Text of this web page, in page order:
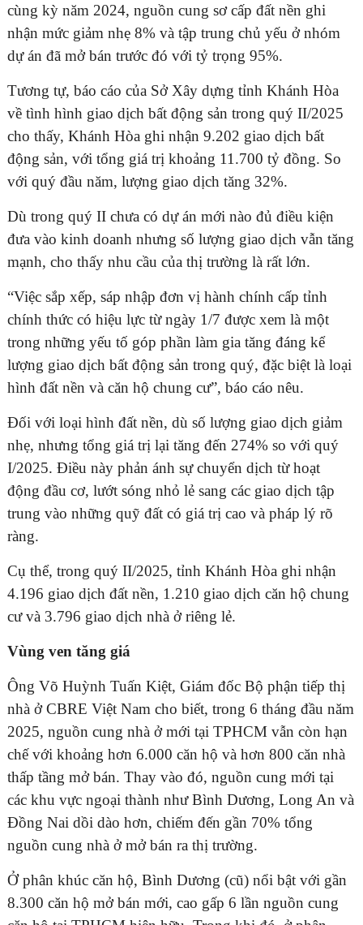
cùng kỳ năm 2024, nguồn cung sơ cấp đất nền ghi
nhận mức giảm nhẹ 8% và tập trung chủ yếu ở nhóm
dự án đã mở bán trước đó với tỷ trọng 95%.
Tương tự, báo cáo của Sở Xây dựng tỉnh Khánh Hòa
về tình hình giao dịch bất động sản trong quý II/2025
cho thấy, Khánh Hòa ghi nhận 9.202 giao dịch bất
động sản, với tổng giá trị khoảng 11.700 tỷ đồng. So
với quý đầu năm, lượng giao dịch tăng 32%.
Dù trong quý II chưa có dự án mới nào đủ điều kiện
đưa vào kinh doanh nhưng số lượng giao dịch vẫn tăng
mạnh, cho thấy nhu cầu của thị trường là rất lớn.
“Việc sắp xếp, sáp nhập đơn vị hành chính cấp tỉnh
chính thức có hiệu lực từ ngày 1/7 được xem là một
trong những yếu tố góp phần làm gia tăng đáng kể
lượng giao dịch bất động sản trong quý, đặc biệt là loại
hình đất nền và căn hộ chung cư”, báo cáo nêu.
Đối với loại hình đất nền, dù số lượng giao dịch giảm
nhẹ, nhưng tổng giá trị lại tăng đến 274% so với quý
I/2025. Điều này phản ánh sự chuyển dịch từ hoạt
động đầu cơ, lướt sóng nhỏ lẻ sang các giao dịch tập
trung vào những quỹ đất có giá trị cao và pháp lý rõ
ràng.
Cụ thể, trong quý II/2025, tỉnh Khánh Hòa ghi nhận
4.196 giao dịch đất nền, 1.210 giao dịch căn hộ chung
cư và 3.796 giao dịch nhà ở riêng lẻ.
Vùng ven tăng giá
Ông Võ Huỳnh Tuấn Kiệt, Giám đốc Bộ phận tiếp thị
nhà ở CBRE Việt Nam cho biết, trong 6 tháng đầu năm
2025, nguồn cung nhà ở mới tại TPHCM vẫn còn hạn
chế với khoảng hơn 6.000 căn hộ và hơn 800 căn nhà
thấp tầng mở bán. Thay vào đó, nguồn cung mới tại
các khu vực ngoại thành như Bình Dương, Long An và
Đồng Nai dồi dào hơn, chiếm đến gần 70% tổng
nguồn cung nhà ở mở bán ra thị trường.
Ở phân khúc căn hộ, Bình Dương (cũ) nổi bật với gần
8.300 căn hộ mở bán mới, cao gấp 6 lần nguồn cung
ĐĂNG KÝ TƯ VẤN MIỄN PHÍ
HOÀN THÀNH
Đăng ký tư vấn trực tiếp 24/7: